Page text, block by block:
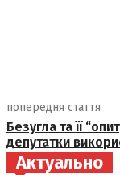
попередня стаття
Безугла та її
депутатки
Актуально